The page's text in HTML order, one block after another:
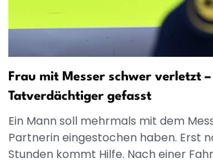
Frau mit Messer schwer verletzt –
Tatverdächtiger gefasst
Ein Mann soll mehrmals mit dem
Partnerin eingestochen haben. Erst
Stunden kommt Hilfe. Nach einer